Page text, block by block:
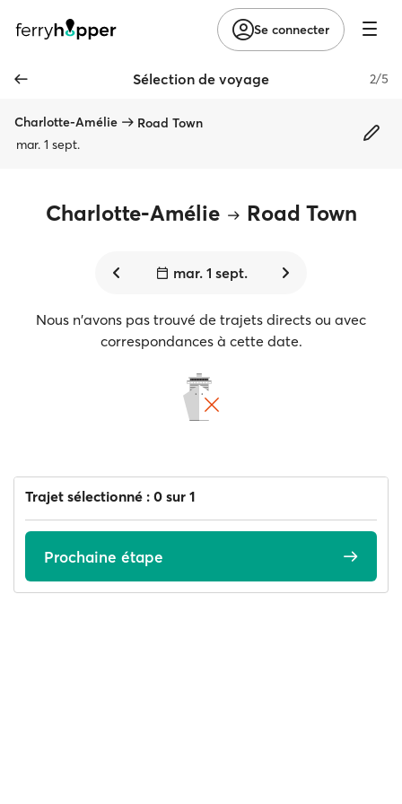
Se connecter
Sélection de voyage 2/5
Charlotte-Amélie
Road Town
mar. 1 sept.
Charlotte-Amélie Road Town
mar. 1 sept.
Nous n'avons pas trouvé de trajets directs ou avec
correspondances à cette date.
Trajet sélectionné : 0 sur 1
Prochaine étape